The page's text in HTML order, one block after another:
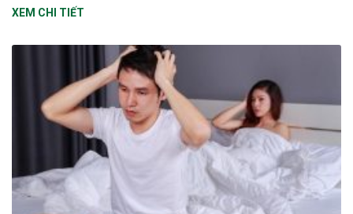
XEM CHI TIẾT